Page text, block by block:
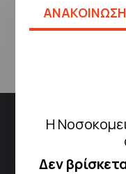
ΑΝΑΚΟΙΝΩΣΗ
Η
Δεν
Χειρουργικό Τμήμα
Νοσοκομειακή
Το νοσοκομείο